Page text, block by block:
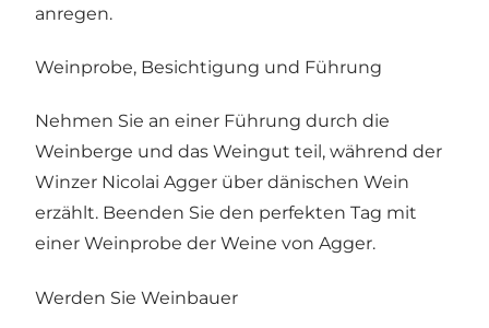
anregen.
Weinprobe, Besichtigung und Führung
Nehmen Sie an einer Führung durch die
Weinberge und das Weingut teil, während der
Winzer Nicolai Agger über dänischen Wein
erzählt. Beenden Sie den perfekten Tag mit
einer Weinprobe der Weine von Agger.
Werden Sie Weinbauer